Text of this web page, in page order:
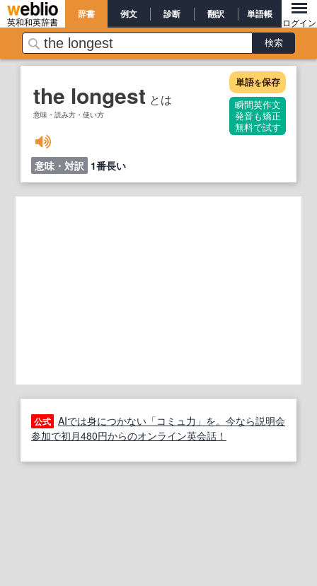
英和和英辞書
辞書 例文 診断 翻訳 単語帳
ログイン
the longest とは
意味・読み方・使い方
単語を保存
瞬間英作文
発音も矯正
無料で試す
意味・対訳 1番長い
公式 AIでは身につかない「コミュ力」を。今なら説明会
参加で初月480円からのオンライン英会話！